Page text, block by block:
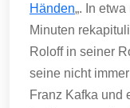
Händen„. In
Minuten
Roloff in seiner
seine nicht
Franz Kafka und